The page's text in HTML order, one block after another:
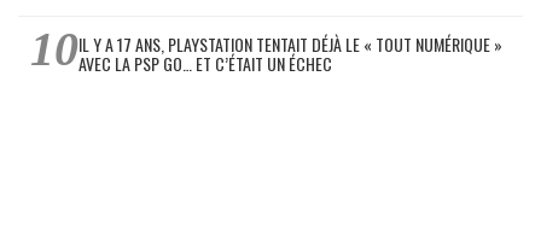
IL Y A 17 ANS, PLAYSTATION TENTAIT DÉJÀ LE « TOUT NUMÉRIQUE »
AVEC LA PSP GO… ET C’ÉTAIT UN ÉCHEC